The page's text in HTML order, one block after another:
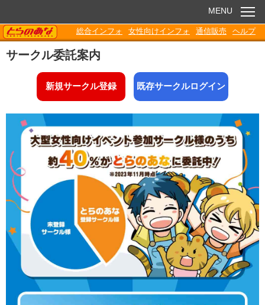
お知らせ
電子書籍
Q&A
各種ダウンロード
MENU
TORANOANA
総合インフォ 女性向けインフォ 通信販売 ヘルプ
サークル委託案内
新規サークル登録 既存サークルログイン